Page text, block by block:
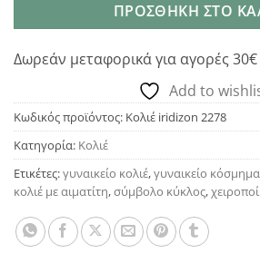
ΠΡΟΣΘΉΚΗ ΣΤΟ
Δωρεάν μεταφορικά για αγορές
Add to
Κωδικός προϊόντος: Κολιέ iridizon 2278
Κατηγορία: Κολιέ
Ετικέτες:γυναικείο κολιέ,γυναικείο κόσμημα
κολιέ με αιματίτη,σύμβολο κύκλος,